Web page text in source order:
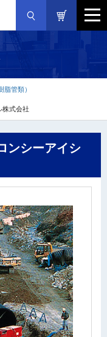
脂管類）
株式会社
ンシーアイシ